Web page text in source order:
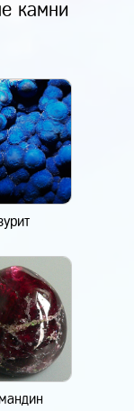
камни